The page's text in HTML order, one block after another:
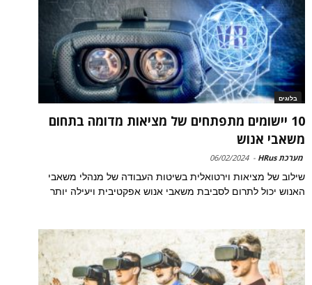
בלוגים
10 יישומים מתפתחים של מציאות מדומה בתחום
משאבי אנוש
מערכת HRus -
06/02/2024
שילוב של מציאות וירטואלית בשיטות העבודה של מנהלי משאבי
האנוש יכול לתרום לסביבת משאבי אנוש אפקטיבית ויעילה יותר